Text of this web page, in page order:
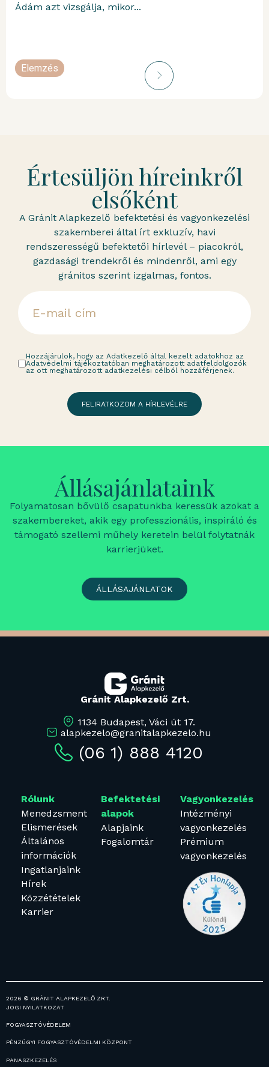
Ádám azt vizsgálja, mikor...
Elemzés
Értesüljön híreinkről
elsőként
A Gránit Alapkezelő befektetési és vagyonkezelési
szakemberei által írt exkluzív, havi
rendszerességű befektetői hírlevél – piacokról,
gazdasági trendekről és mindenről, ami egy
gránitos szerint izgalmas, fontos.
Hozzájárulok, hogy az Adatkezelő által kezelt adatokhoz az
Adatvédelmi tájékoztatóban meghatározott adatfeldolgozók
az ott meghatározott adatkezelési célból hozzáférjenek.
FELIRATKOZOM A HÍRLEVÉLRE
Állásajánlataink
Folyamatosan bővülő csapatunkba keressük azokat a
szakembereket, akik egy professzionális, inspiráló és
támogató szellemi műhely keretein belül folytatnák
karrierjüket.
ÁLLÁSAJÁNLATOK
Gránit Alapkezelő Zrt.
1134 Budapest, Váci út 17.
alapkezelo@granitalapkezelo.hu
(06 1) 888 4120
Rólunk
Menedzsment
Elismerések
Általános
információk
Ingatlanjaink
Hírek
Közzétételek
Karrier
Befektetési
alapok
Alapjaink
Fogalomtár
Vagyonkezelés
Intézményi
vagyonkezelés
Prémium
vagyonkezelés
2026 © GRÁNIT ALAPKEZELŐ ZRT.
JOGI NYILATKOZAT
FOGYASZTÓVÉDELEM
PÉNZÜGYI FOGYASZTÓVÉDELMI KÖZPONT
PANASZKEZELÉS